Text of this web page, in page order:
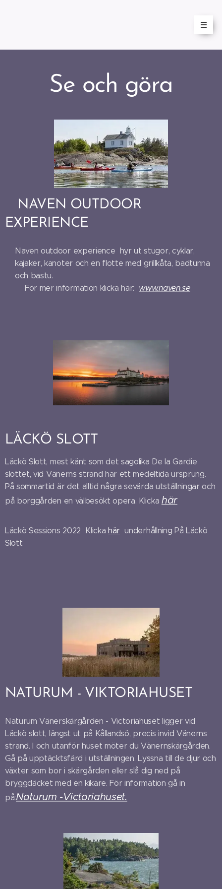
Se och göra
NAVEN OUTDOOR
EXPERIENCE
Naven outdoor experience hyr ut stugor, cyklar,
kajaker, kanoter och en flotte med grillkåta, badtunna
och bastu.
För mer information klicka här: www.naven.se
LÄCKÖ SLOTT
Läckö Slott, mest känt som det sagolika De la Gardie
slottet, vid Vänerns strand har ett medeltida ursprung.
På sommartid är det alltid några sevärda utställningar och
på borggården en välbesökt opera. Klicka här
Läckö Sessions 2022 Klickahär underhållning På Läckö
Slott
NATURUM - VIKTORIAHUSET
Naturum Vänerskärgården - Victoriahuset ligger vid
Läckö slott, längst ut på Kållandsö, precis invid Vänerns
strand. I och utanför huset möter du Vänernskärgården.
Gå på upptäcktsfärd i utställningen. Lyssna till de djur och
växter som bor i skärgården eller slå dig ned på
bryggdäcket med en kikare. För information gå in
på:Naturum -Victoriahuset.